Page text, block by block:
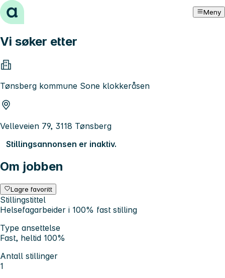
Hopp til innhold Meny
Vi søker etter
Tønsberg kommune Sone klokkeråsen
Velleveien 79, 3118 Tønsberg
Stillingsannonsen er inaktiv.
Om jobben
Lagre favoritt
Stillingstittel
Helsefagarbeider i 100% fast stilling
Type ansettelse
Fast, heltid 100%
Antall stillinger
1